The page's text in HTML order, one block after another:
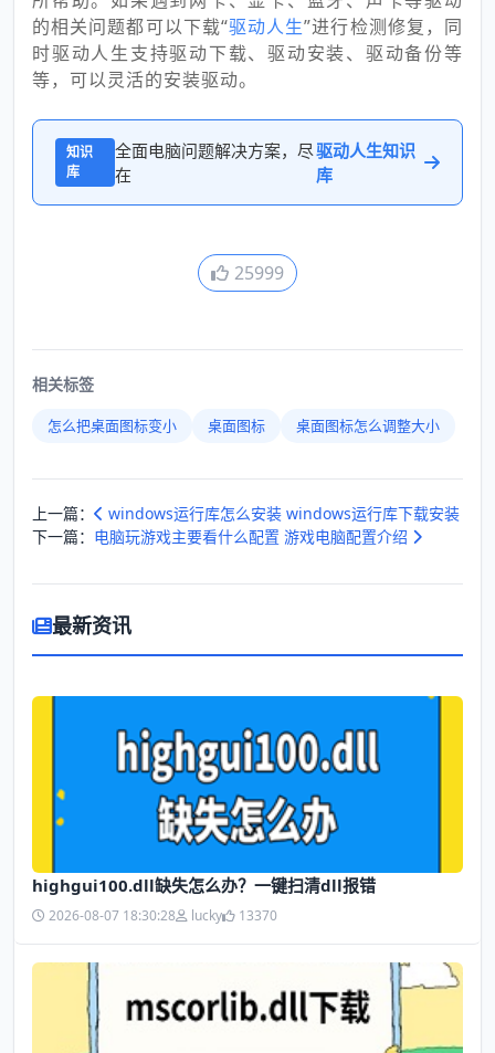
的相关问题都可以下载“驱动人生”进行检测修复，同
时驱动人生支持驱动下载、驱动安装、驱动备份等
等，可以灵活的安装驱动。
知识
库
全面电脑问题解决方案，尽
在
驱动人生知识
库
25999
相关标签
怎么把桌面图标变小 桌面图标 桌面图标怎么调整大小
上一篇：
windows运行库怎么安装 windows运行库下载安装
下一篇： 电脑玩游戏主要看什么配置 游戏电脑配置介绍
最新资讯
highgui100.dll缺失怎么办？一键扫清dll报错
2026-08-07 18:30:28 lucky 13370